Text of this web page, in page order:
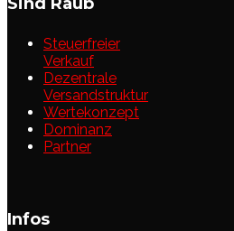
Steuerfreier
Verkauf
Dezentrale
Versandstruktur
Wertekonzept
Dominanz
Partner
Infos